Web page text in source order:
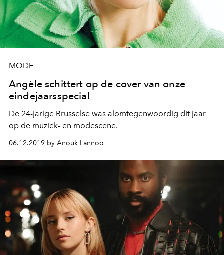
MODE
Angèle schittert op de cover van onze
eindejaarsspecial
De 24-jarige Brusselse was alomtegenwoordig dit jaar
op de muziek- en modescene.
06.12.2019 by Anouk Lannoo